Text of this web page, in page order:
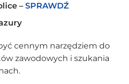
– SPRAWDŹ
cennym narzędziem do
zawodowych i szukania